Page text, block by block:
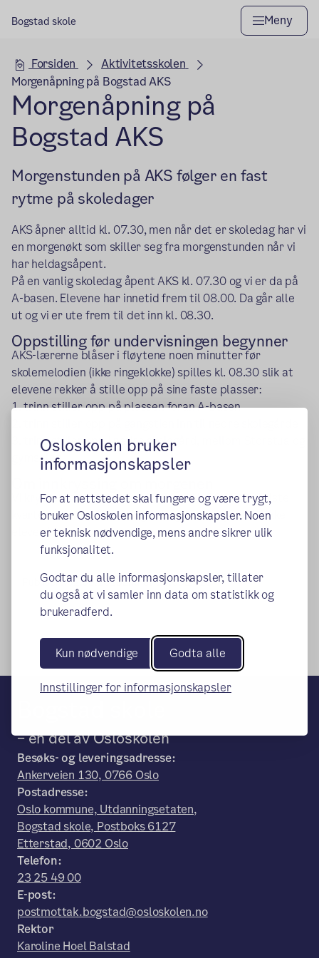
Osloskolen bruker
informasjonskapsler
For at nettstedet skal fungere og være trygt,
bruker Osloskolen informasjonskapsler. Noen
er teknisk nødvendige, mens andre sikrer ulik
funksjonalitet.
Godtar du alle informasjonskapsler, tillater
du også at vi samler inn data om statistikk og
brukeradferd.
Kun nødvendige Godta alle
Innstillinger for informasjonskapsler
Bogstad skole Meny
Hovedseksjon
Forsiden
Aktivitetsskolen
Morgenåpning på Bogstad AKS
Morgenåpning på
Bogstad AKS
Morgenstunden på AKS følger en fast
rytme på skoledager
AKS åpner alltid kl. 07.30, men når det er skoledag har vi
en morgenøkt som skiller seg fra morgenstunden når vi
har heldagsåpent.
På en vanlig skoledag åpent AKS kl. 07.30 og vi er da på
A-basen. Elevene har innetid frem til 08.00. Da går alle
ut og vi er ute frem til det inn kl. 08.30.
Oppstilling før undervisningen begynner
AKS-lærerne blåser i fløytene noen minutter før
skolemelodien (ikke ringeklokke) spilles kl. 08.30 slik at
elevene rekker å stille opp på sine faste plasser:
1. trinn stiller opp på plassen foran A-basen
3. trinn stiller opp i nedre skolegård, mellom Storstua og
gymsalen
Vi krysser inn elevene fra 07.30 til kl. 08.15. Det siste
kvarteret før undervisningen begynner krysser vi ikke
elever inn.
Publisert:02.09.2019Endret:21.03.2023
– en del av Osloskolen
Besøks- og leveringsadresse:
Ankerveien 130, 0766 Oslo
Postadresse:
Oslo kommune, Utdanningsetaten,
Bogstad skole, Postboks 6127
Etterstad, 0602 Oslo
Telefon:
23 25 49 00
E-post:
postmottak.bogstad@osloskolen.no
Rektor
Karoline Hoel Balstad